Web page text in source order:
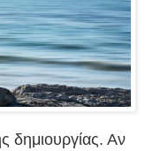
δημιουργίας. Αν